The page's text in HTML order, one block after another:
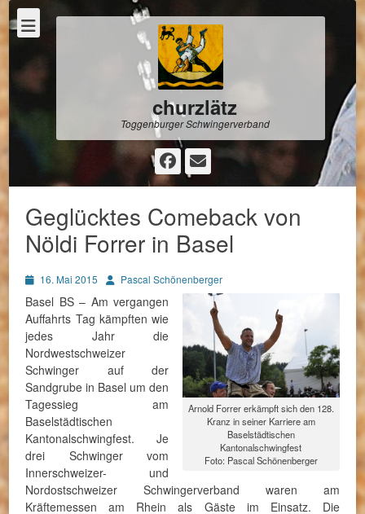
churzlätz
Toggenburger Schwingerverband
Facebook
E-
Mail
Geglücktes Comeback von
Nöldi Forrer in Basel
Posted16. Mai 2015 AutorPascal Schönenberger
Arnold Forrer erkämpft sich den 128.
Kranz in seiner Karriere am
Baselstädtischen
Kantonalschwingfest
Foto: Pascal Schönenberger
Basel BS – Am vergangen
Auffahrts Tag kämpften wie
jedes Jahr die
Nordwestschweizer
Schwinger auf der
Sandgrube in Basel um den
Tagessieg am
Baselstädtischen
Kantonalschwingfest. Je
drei Schwinger vom
Innerschweizer- und
Nordostschweizer Schwingerverband waren am
Kräftemessen am Rhein als Gäste im Einsatz. Die